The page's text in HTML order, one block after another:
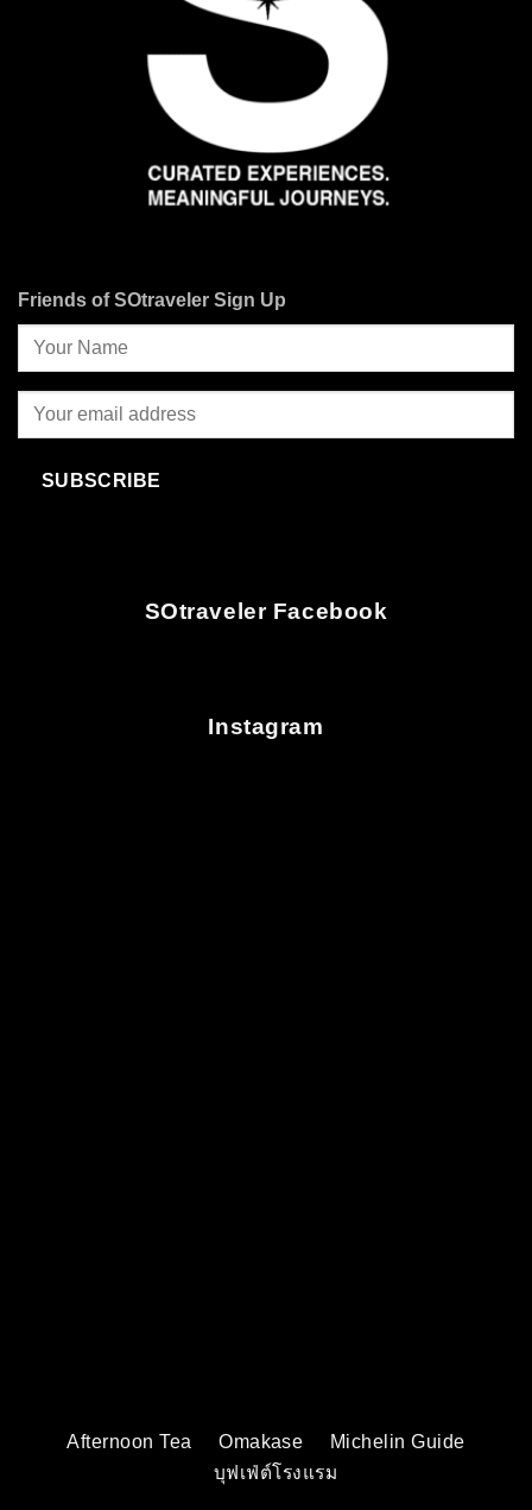
Friends of SOtraveler Sign Up
SUBSCRIBE
SOtraveler Facebook
Instagram
Afternoon Tea Omakase
Michelin Guide
บุฟเฟ่ต์โรงแรม